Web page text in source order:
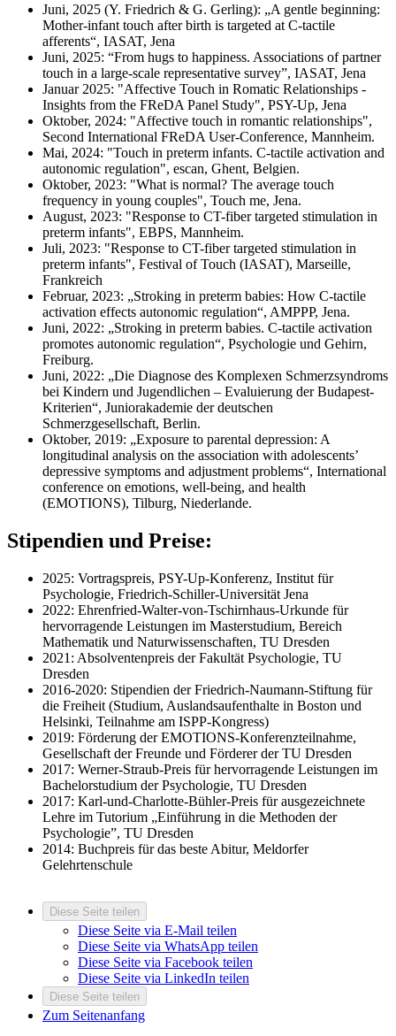
Juni, 2025 (Y. Friedrich & G. Gerling): „A gentle beginning:
Mother-infant touch after birth is targeted at C-tactile
afferents“, IASAT, Jena
Juni, 2025: “From hugs to happiness. Associations of partner
touch in a large-scale representative survey”, IASAT, Jena
Januar 2025: "Affective Touch in Romatic Relationships -
Insights from the FReDA Panel Study", PSY-Up, Jena
Oktober, 2024: "Affective touch in romantic relationships",
Second International FReDA User-Conference, Mannheim.
Mai, 2024: "Touch in preterm infants. C-tactile activation and
autonomic regulation", escan, Ghent, Belgien.
Oktober, 2023: "What is normal? The average touch
frequency in young couples", Touch me, Jena.
August, 2023: "Response to CT-fiber targeted stimulation in
preterm infants", EBPS, Mannheim.
Juli, 2023: "Response to CT-fiber targeted stimulation in
preterm infants", Festival of Touch (IASAT), Marseille,
Frankreich
Februar, 2023: „Stroking in preterm babies: How C-tactile
activation effects autonomic regulation“, AMPPP, Jena.
Juni, 2022: „Stroking in preterm babies. C-tactile activation
promotes autonomic regulation“, Psychologie und Gehirn,
Freiburg.
Juni, 2022: „Die Diagnose des Komplexen Schmerzsyndroms
bei Kindern und Jugendlichen – Evaluierung der Budapest-
Kriterien“, Juniorakademie der deutschen
Schmerzgesellschaft, Berlin.
Oktober, 2019: „Exposure to parental depression: A
longitudinal analysis on the association with adolescents’
depressive symptoms and adjustment problems“, International
conference on emotions, well-being, and health
(EMOTIONS), Tilburg, Niederlande.
Stipendien und Preise:
2025: Vortragspreis, PSY-Up-Konferenz, Institut für
Psychologie, Friedrich-Schiller-Universität Jena
2022: Ehrenfried-Walter-von-Tschirnhaus-Urkunde für
hervorragende Leistungen im Masterstudium, Bereich
Mathematik und Naturwissenschaften, TU Dresden
2021: Absolventenpreis der Fakultät Psychologie, TU
Dresden
2016-2020: Stipendien der Friedrich-Naumann-Stiftung für
die Freiheit (Studium, Auslandsaufenthalte in Boston und
Helsinki, Teilnahme am ISPP-Kongress)
2019: Förderung der EMOTIONS-Konferenzteilnahme,
Gesellschaft der Freunde und Förderer der TU Dresden
2017: Werner-Straub-Preis für hervorragende Leistungen im
Bachelorstudium der Psychologie, TU Dresden
2017: Karl-und-Charlotte-Bühler-Preis für ausgezeichnete
Lehre im Tutorium „Einführung in die Methoden der
Psychologie”, TU Dresden
2014: Buchpreis für das beste Abitur, Meldorfer
Gelehrtenschule
Diese Seite teilen
Diese Seite via E-Mail teilen
Diese Seite via WhatsApp teilen
Diese Seite via Facebook teilen
Diese Seite via LinkedIn teilen
Diese Seite teilen
Zum Seitenanfang